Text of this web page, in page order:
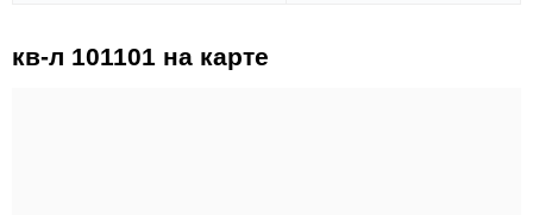
кв-л 101101 на карте